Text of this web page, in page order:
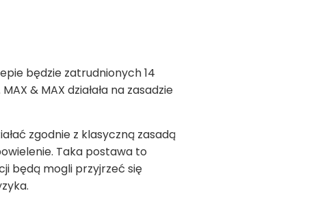
będzie zatrudnionych 14
& MAX działała na zasadzie
zgodnie z klasyczną zasadą
Taka postawa to
będą mogli przyjrzeć się